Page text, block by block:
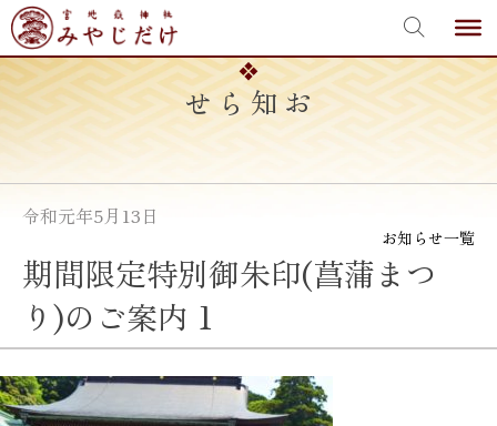
Skip
to
content
お知らせ
令和元年5月13日
お知らせ一覧
期間限定特別御朱印(菖蒲まつ
り)のご案内 1